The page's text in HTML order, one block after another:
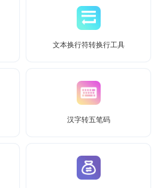
文本换行符转换行工具
汉字转五笔码